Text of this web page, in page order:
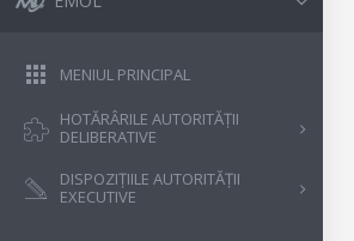
MENIUL PRINCIPAL
HOTĂRÂRILE AUTORITĂȚII
DELIBERATIVE
DISPOZIȚIILE AUTORITĂȚII
EXECUTIVE